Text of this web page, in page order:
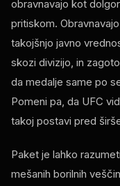
obravnavajo kot
pritiskom.
takojšnjo javno
skozi divizijo, in
da medalje same po
Pomeni pa, da UFC
takoj postavi pred
Paket je lahko
mešanih borilnih